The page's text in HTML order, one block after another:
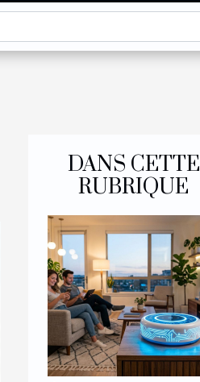
DANS CETTE
RUBRIQUE